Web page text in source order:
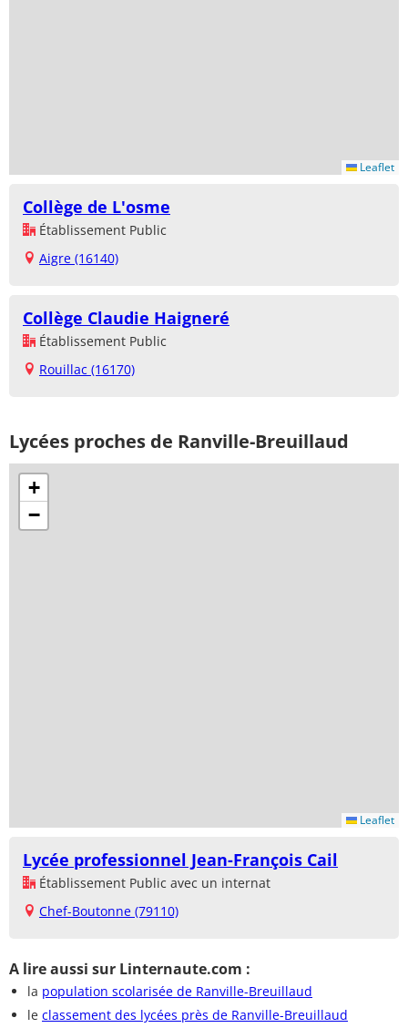
Leaflet
Collège de L'osme
Établissement Public
Aigre (16140)
Collège Claudie Haigneré
Établissement Public
Rouillac (16170)
Lycées proches de Ranville-Breuillaud
+
−
Leaflet
Lycée professionnel Jean-François Cail
Établissement Public avec un internat
Chef-Boutonne (79110)
A lire aussi sur Linternaute.com :
la population scolarisée de Ranville-Breuillaud
le classement des lycées près de Ranville-Breuillaud